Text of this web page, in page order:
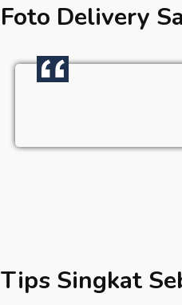
Foto Delivery
Tips Singkat